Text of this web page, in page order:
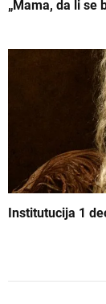
„Mama, da li se
Institutucija 1